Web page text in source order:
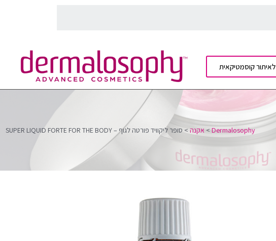
לאיתור קוסמטיקאית
Dermalosophy
> אקנה > סופר ליקוויד פורטה לגוף – SUPER LIQUID FORTE FOR THE BODY